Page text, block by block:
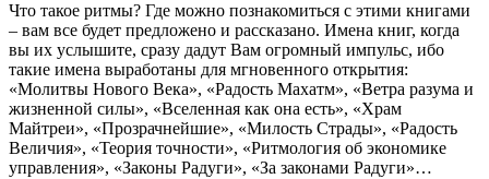
Что такое ритмы? Где можно познакомиться с этими книгами
– вам все будет предложено и рассказано. Имена книг, когда
вы их услышите, сразу дадут Вам огромный импульс, ибо
такие имена выработаны для мгновенного открытия:
«Молитвы Нового Века», «Радость Махатм», «Ветра разума и
жизненной силы», «Вселенная как она есть», «Храм
Майтреи», «Прозрачнейшие», «Милость Страды», «Радость
Величия», «Теория точности», «Ритмология об экономике
управления», «Законы Радуги», «За законами Радуги»…